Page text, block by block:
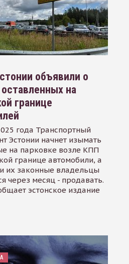
объявили о
на
границе
года Транспортный
Эстонии начнет изымать
на парковке возле КПП
границе автомобили, а
их законные владельцы
через месяц - продавать.
эстонское издание